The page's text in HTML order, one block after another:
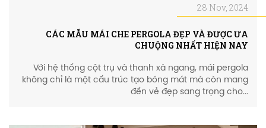
28 Nov, 2024
CÁC MẪU MÁI CHE PERGOLA ĐẸP VÀ ĐƯỢC ƯA
CHUỘNG NHẤT HIỆN NAY
Với hệ thống cột trụ và thanh xà ngang, mái pergola
không chỉ là một cấu trúc tạo bóng mát mà còn mang
đến vẻ đẹp sang trọng cho...